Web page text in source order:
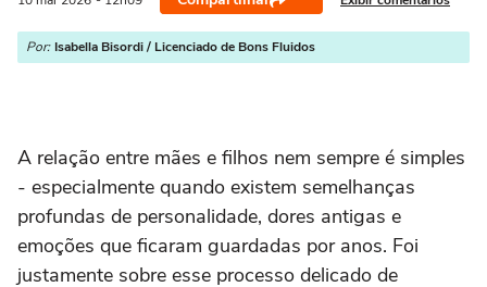
Por: Isabella Bisordi / Licenciado de Bons Fluidos
A relação entre mães e filhos nem sempre é simples
- especialmente quando existem semelhanças
profundas de personalidade, dores antigas e
emoções que ficaram guardadas por anos. Foi
justamente sobre esse processo delicado de